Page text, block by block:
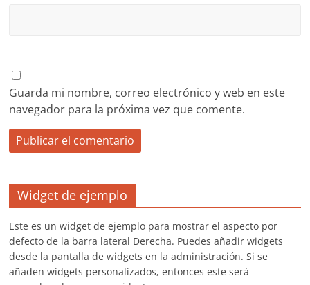
Guarda mi nombre, correo electrónico y web en este
navegador para la próxima vez que comente.
Widget de ejemplo
Este es un widget de ejemplo para mostrar el aspecto por
defecto de la barra lateral Derecha. Puedes añadir widgets
desde la pantalla de widgets en la administración. Si se
añaden widgets personalizados, entonces este será